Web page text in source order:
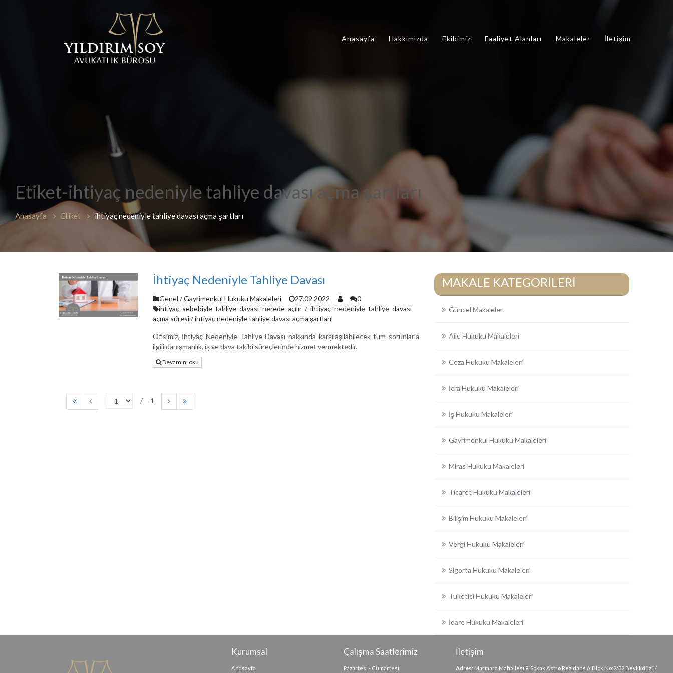
Anasayfa Hakkımızda Ekibimiz Faaliyet Alanları Makaleler İletişim
Etiket-ihtiyaç nedeniyle tahliye davası açma şartları
Anasayfa Etiket ihtiyaç nedeniyle tahliye davası açma şartları
İhtiyaç Nedeniyle Tahliye Davası
Genel /Gayrimenkul Hukuku Makaleleri 27.09.2022
0
ihtiyaç sebebiyle tahliye davası nerede açılır/ihtiyaç nedeniyle tahliye davası
açma süresi/ihtiyaç nedeniyle tahliye davası açma şartları
Ofisimiz, İhtiyaç Nedeniyle Tahliye Davası hakkında karşılaşılabilecek tüm sorunlarla
ilgili danışmanlık, iş ve dava takibi süreçlerinde hizmet vermektedir.
Devamını oku
1
MAKALE KATEGORİLERİ
Güncel Makaleler
Aile Hukuku Makaleleri
Ceza Hukuku Makaleleri
İcra Hukuku Makaleleri
İş Hukuku Makaleleri
Gayrimenkul Hukuku Makaleleri
Miras Hukuku Makaleleri
Ticaret Hukuku Makaleleri
Bilişim Hukuku Makaleleri
Vergi Hukuku Makaleleri
Sigorta Hukuku Makaleleri
Tüketici Hukuku Makaleleri
İdare Hukuku Makaleleri
Kurumsal
Anasayfa
Çalışma Saatlerimiz
Pazartesi - Cumartesi
İletişim
Adres: Marmara Mahallesi 9. Sokak Astro Rezidans A Blok No:2/32 Beylikdüzü/